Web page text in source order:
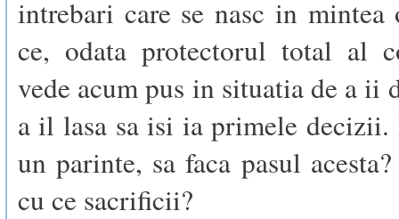
intrebari care se nasc in
ce, odata protectorul total al
vede acum pus in situatia de a ii
a il lasa sa isi ia primele decizii.
un parinte, sa faca pasul
cu ce sacrificii?